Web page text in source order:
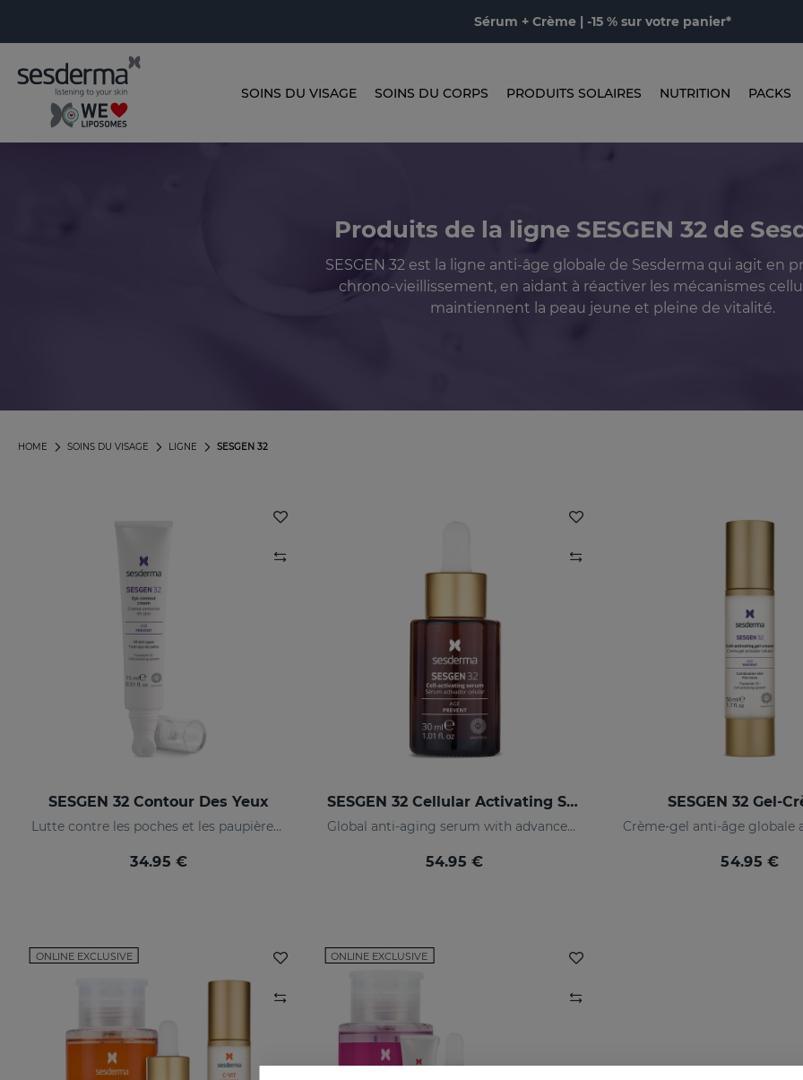
Sérum + Crème | -15 % sur votre panier*
SOINS DU VISAGE SOINS DU CORPS PRODUITS SOLAIRES NUTRITION PACKS
Produits de la ligne SESGEN 32 de
SESGEN 32 est la ligne anti-âge globale de Sesderma qui agit en
chrono-vieillissement, en aidant à réactiver les mécanismes
maintiennent la peau jeune et pleine de vitalité.
SESGEN 32
LIGNE
SOINS DU VISAGE
HOME
SESGEN 32 Contour Des Yeux
Lutte contre les poches et les paupières tombantes
34.95 €
SESGEN 32 Cellular Activating Serum
Global anti-aging serum with advanced active ingredients
54.95 €
SESGEN 32 Gel-
54.95 €
ONLINE EXCLUSIVE ONLINE EXCLUSIVE